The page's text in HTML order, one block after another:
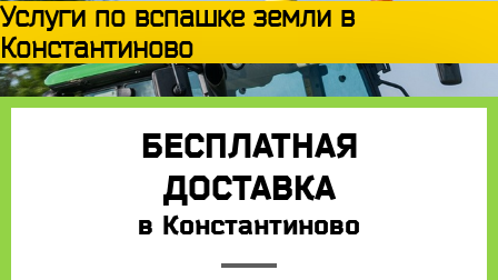
Услуги по вспашке земли в
Константиново
БЕСПЛАТНАЯ
ДОСТАВКА
в Константиново